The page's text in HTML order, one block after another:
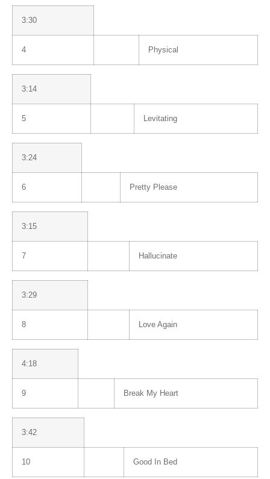
3:30
4 Physical
3:14
5 Levitating
3:24
6 Pretty Please
3:15
7 Hallucinate
3:29
8 Love Again
4:18
9 Break My Heart
3:42
10 Good In Bed